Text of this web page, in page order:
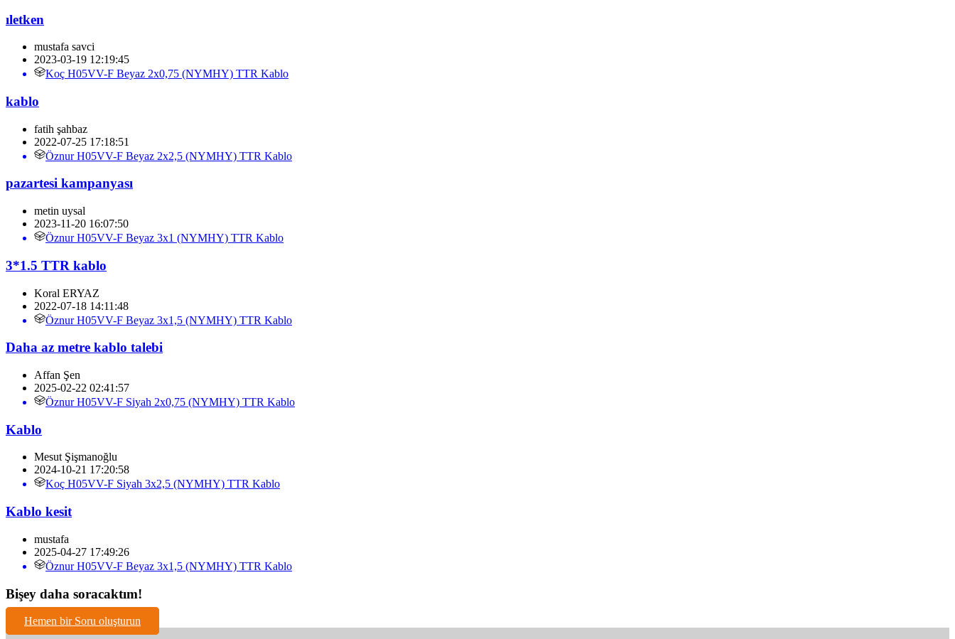
ıletken
mustafa savci
2023-03-19 12:19:45
Koç H05VV-F Beyaz 2x0,75 (NYMHY) TTR Kablo
kablo
fatih şahbaz
2022-07-25 17:18:51
Öznur H05VV-F Beyaz 2x2,5 (NYMHY) TTR Kablo
pazartesi kampanyası
metin uysal
2023-11-20 16:07:50
Öznur H05VV-F Beyaz 3x1 (NYMHY) TTR Kablo
3*1.5 TTR kablo
Koral ERYAZ
2022-07-18 14:11:48
Öznur H05VV-F Beyaz 3x1,5 (NYMHY) TTR Kablo
Daha az metre kablo talebi
Affan Şen
2025-02-22 02:41:57
Öznur H05VV-F Siyah 2x0,75 (NYMHY) TTR Kablo
Kablo
Mesut Şişmanoğlu
2024-10-21 17:20:58
Koç H05VV-F Siyah 3x2,5 (NYMHY) TTR Kablo
Kablo kesit
mustafa
2025-04-27 17:49:26
Öznur H05VV-F Beyaz 3x1,5 (NYMHY) TTR Kablo
Bişey daha soracaktım!
Hemen bir Soru oluşturun